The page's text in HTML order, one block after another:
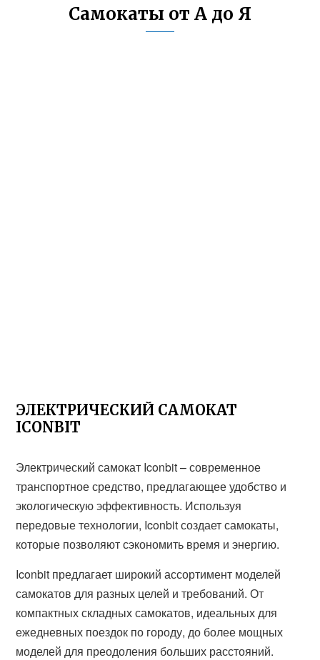
Самокаты от А до Я
ЭЛЕКТРИЧЕСКИЙ САМОКАТ
ICONBIT
Электрический самокат Iconbit – современное
транспортное средство, предлагающее удобство и
экологическую эффективность. Используя
передовые технологии, Iconbit создает самокаты,
которые позволяют сэкономить время и энергию.
Iconbit предлагает широкий ассортимент моделей
самокатов для разных целей и требований. От
компактных складных самокатов, идеальных для
ежедневных поездок по городу, до более мощных
моделей для преодоления больших расстояний.